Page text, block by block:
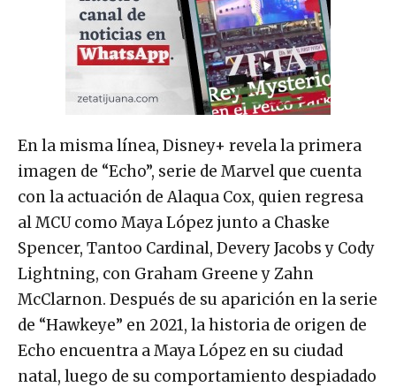
En la misma línea, Disney+ revela la primera
imagen de “Echo”, serie de Marvel que cuenta
con la actuación de Alaqua Cox, quien regresa
al MCU como Maya López junto a Chaske
Spencer, Tantoo Cardinal, Devery Jacobs y Cody
Lightning, con Graham Greene y Zahn
McClarnon. Después de su aparición en la serie
de “Hawkeye” en 2021, la historia de origen de
Echo encuentra a Maya López en su ciudad
natal, luego de su comportamiento despiadado